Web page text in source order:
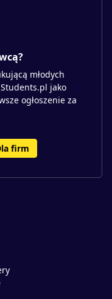
młodych
jako
ogłoszenie za
firm